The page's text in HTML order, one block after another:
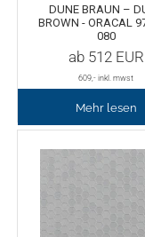
Oralux 9300
Oramask
Oraguard
Lineale
Lineal Zubehör
DUNE BRAUN –
BROWN - ORACAL
080
ab 512EUR
609,- inkl. mwst
Mehr lesen